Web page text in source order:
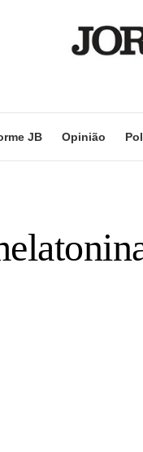
JB Opinião